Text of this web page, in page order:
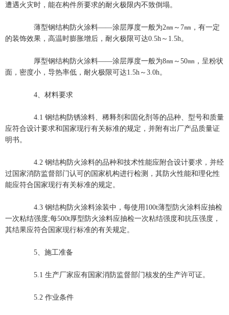
遭遇火灾时，能在构件所要求的耐火极限内不致倒塌。
薄型钢结构防火涂料——涂层厚度一般为2㎜～7㎜，有一定
的装饰效果，高温时膨胀增后，耐火极限可达0.5h～1.5h。
厚型钢结构防火涂料——涂层厚度一般为8㎜～50㎜，呈粉状
面，密度小，导热率低，耐火极限可达1.5h～3.0h。
4、材料要求
4.1 钢结构防锈涂料、稀释剂和固化剂等的品种、型号和质量
应符合设计要求和国家现行有关标准的规定，并附有出厂产品质量证
明书。
4.2 钢结构防火涂料的品种和技术性能应附合设计要求，并经
过国家消防监督部门认可的国家机构进行检测，其防火性能和理化性
能应符合国家现行有关标准的规定。
4.3 钢结构防火涂料涂装中，每使用100t薄型防火涂料应抽检
一次粘结强度;每500t厚型防火涂料应抽检一次粘结强度和抗压强度，
其结果应符合国家现行标准的有关规定。
5、施工准备
5.1 生产厂家应有国家消防监督部门核发的生产许可证。
5.2 作业条件